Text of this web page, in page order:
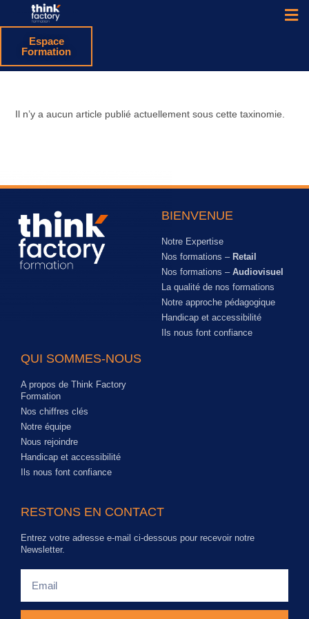
Espace
Formation
Il n’y a aucun article publié actuellement sous cette taxinomie.
BIENVENUE
Notre Expertise
Nos formations – Retail
Nos formations – Audiovisuel
La qualité de nos formations
Notre approche pédagogique
Handicap et accessibilité
Ils nous font confiance
QUI SOMMES-NOUS
A propos de Think Factory
Formation
Nos chiffres clés
Notre équipe
Nous rejoindre
Handicap et accessibilité
Ils nous font confiance
RESTONS EN CONTACT
Entrez votre adresse e-mail ci-dessous pour recevoir notre
Newsletter.